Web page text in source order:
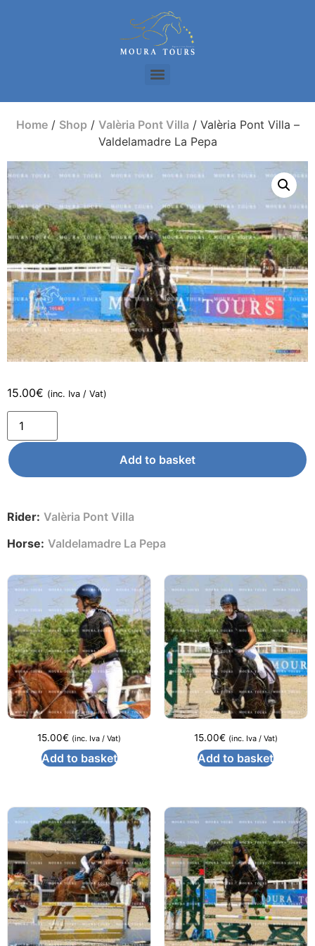
Home/ Shop/ Valèria Pont Villa / Valèria Pont Villa –
Valdelamadre La Pepa
15.00€ (inc. Iva / Vat)
Add to basket
Rider: Valèria Pont Villa
Horse: Valdelamadre La Pepa
15.00€ (inc. Iva / Vat)
Add to basket
15.00€ (inc. Iva / Vat)
Add to basket